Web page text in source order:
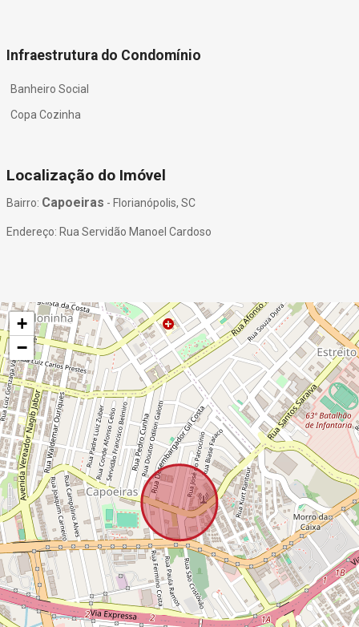
Infraestrutura do Condomínio
Banheiro Social
Copa Cozinha
Localização do Imóvel
Bairro: Capoeiras - Florianópolis, SC
Endereço: Rua Servidão Manoel Cardoso
+
−